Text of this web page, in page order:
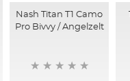
Nash Titan T1 Camo
Pro Bivvy / Angelzelt